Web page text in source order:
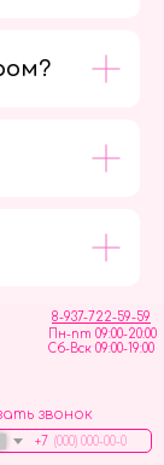
8-937-722-59-59
Пн-пт 09:00-20:00
Сб-Вск 09:00-19:00
звонок
+7